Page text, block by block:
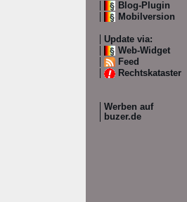
Blog-Plugin
Mobilversion
Update via:
Web-Widget
Feed
Rechtskataster
Werben auf
buzer.de